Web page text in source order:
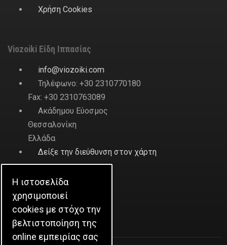
Χρήση Cookies
Viozoiki Είδη Ιππασίας
moc
.
ikiozoiv
@
ofni
Τηλέφωνο: +30 2310770180
Fax: +30 2310763089
Ακάδημου Εύοσμος
Θεσσαλονίκη
Ελλάδα
Δείξε την διεύθυνση στον χάρτη
Η Εταιρεία
Ιστορικό
Η ιστοσελίδα
χρησιμοποιεί
cookies με στόχο την
βελτιστοποίηση της
online εμπειρίας σας